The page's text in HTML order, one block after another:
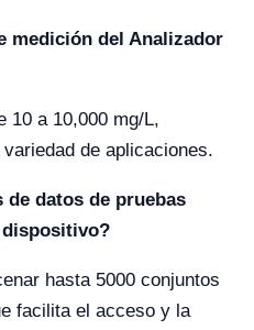
medición del Analizador
10 a 10,000 mg/L,
de aplicaciones.
datos de pruebas
dispositivo?
hasta 5000 conjuntos
facilita el acceso y la